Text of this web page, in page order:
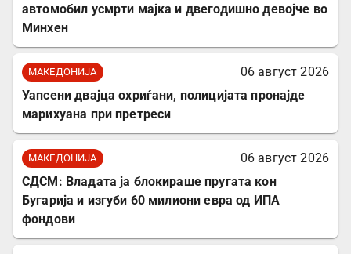
автомобил усмрти мајка и двегодишно девојче во
Минхен
МАКЕДОНИЈА
06 август 2026
Уапсени двајца охриѓани, полицијата пронајде
марихуана при претреси
МАКЕДОНИЈА
06 август 2026
СДСМ: Владата ја блокираше пругата кон
Бугарија и изгуби 60 милиони евра од ИПА
фондови